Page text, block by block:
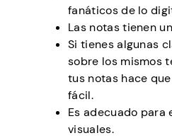
fanáticos de lo
Las notas tienen
Si tienes algunas
sobre los mismos
tus notas hace
fácil.
Es adecuado para
visuales.